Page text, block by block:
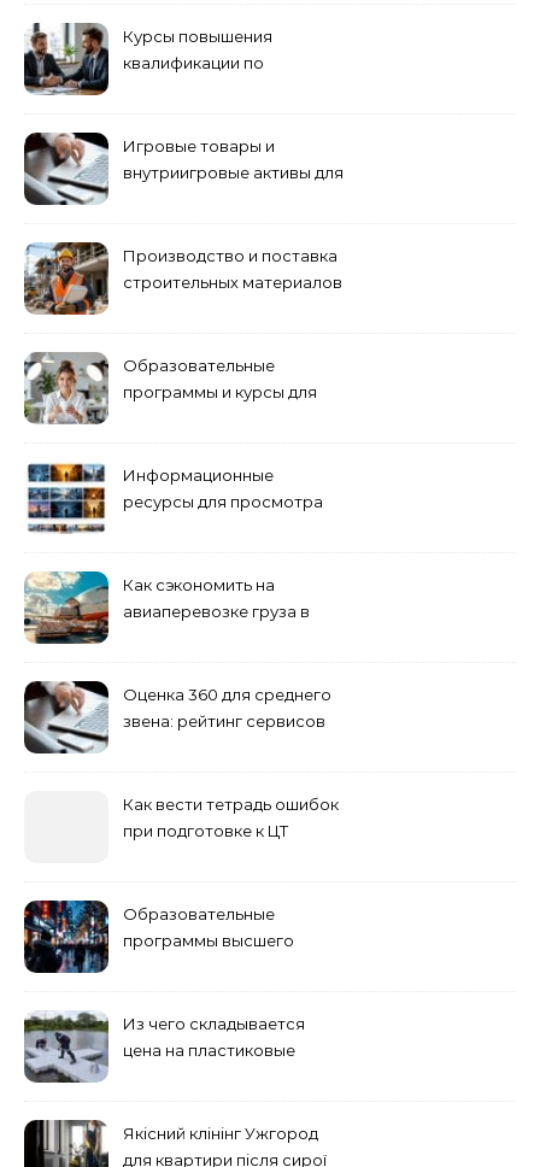
Курсы повышения
квалификации по
Игровые товары и
внутриигровые активы для
приобретения
Производство и поставка
строительных материалов
Образовательные
программы и курсы для
Информационные
ресурсы для просмотра
Как сэкономить на
авиаперевозке груза в
Оценка 360 для среднего
звена: рейтинг сервисов
Как вести тетрадь ошибок
при подготовке к ЦТ
Образовательные
программы высшего
Из чего складывается
цена на пластиковые
Якісний клінінг Ужгород
для квартири після сирої